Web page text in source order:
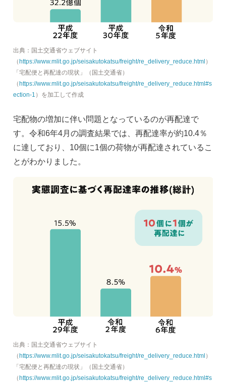
出典：国土交通省ウェブサイト
（ https://www.mlit.go.jp/seisakutokatsu/freight/re_delivery_reduce.html ）
「宅配便と再配達の現状」（国土交通省）
（ https://www.mlit.go.jp/seisakutokatsu/freight/re_delivery_reduce.html#s
ection-1 ）を加工して作成
宅配物の増加に伴い問題となっているのが再配達で
す。令和6年4月の調査結果では、再配達率が約10.4％
に達しており、10個に1個の荷物が再配達されているこ
とがわかりました。
出典：国土交通省ウェブサイト
（ https://www.mlit.go.jp/seisakutokatsu/freight/re_delivery_reduce.html ）
「宅配便と再配達の現状」（国土交通省）
（ https://www.mlit.go.jp/seisakutokatsu/freight/re_delivery_reduce.html#s